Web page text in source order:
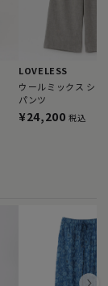
LOVELESS
ウールミックス シア
パンツ
¥24,200 税込